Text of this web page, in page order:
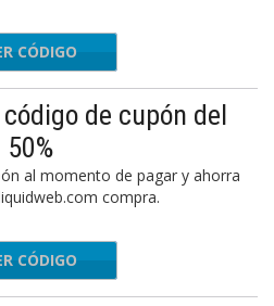
STWIN35
CÓDIGO
de cupón del
50%
al momento de pagar y ahorra
compra.
MANCE50
CÓDIGO